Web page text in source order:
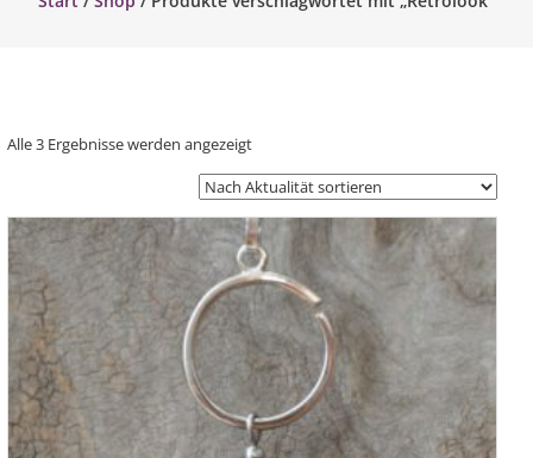
Alle 3 Ergebnisse werden angezeigtNach
Aktualität
sortiert